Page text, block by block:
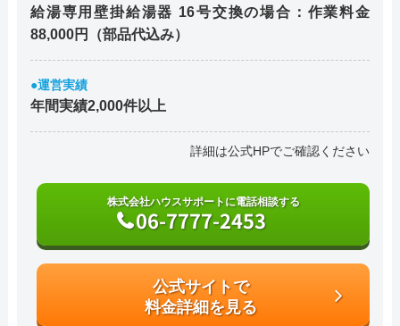
給湯専用壁掛給湯器 16号交換の場合：作業料金
88,000円（部品代込み）
●運営実績
年間実績2,000件以上
詳細は公式HPでご確認ください
株式会社ハウスサポートに電話相談する
06-7777-2453
公式サイトで
料金詳細を見る